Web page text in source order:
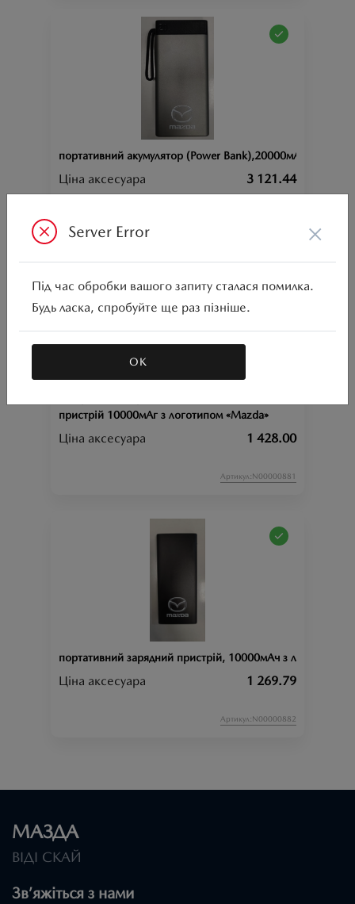
портативний акумулятор (Power Bank),20000мАч, з лого
Ціна аксесуара 3 121.44
пристрій 10000мАг з логотипом «Mazda»
Ціна аксесуара 1 428.00
Артикул:N00000881
портативний зарядний пристрій, 10000мАч з лого
Ціна аксесуара 1 269.79
Артикул:N00000882
МАЗДА
ВІДІ СКАЙ
Зв’яжіться з нами
Server Error ×
Під час обробки вашого запиту сталася помилка.
Будь ласка, спробуйте ще раз пізніше.
ОК